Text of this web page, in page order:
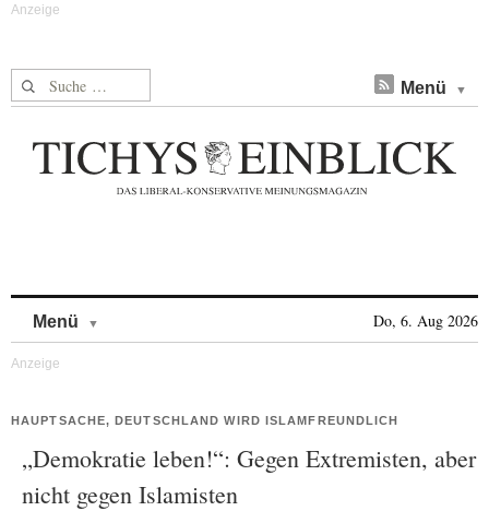
Suche nach: Menü
Menü Do, 6. Aug 2026
HAUPTSACHE, DEUTSCHLAND WIRD ISLAMFREUNDLICH
„Demokratie leben!“: Gegen Extremisten, aber
nicht gegen Islamisten